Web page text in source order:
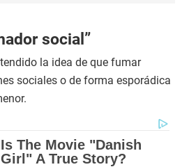
social”
la idea de que fumar
sociales o de forma esporádica